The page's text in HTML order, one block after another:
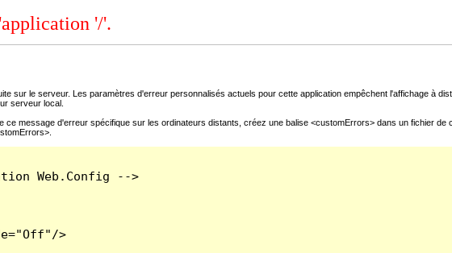
'/'.
sur le serveur. Les paramètres d'erreur personnalisés actuels pour cette application empêchent l'affichage à
serveur local.
ce message d'erreur spécifique sur les ordinateurs distants, créez une balise <customErrors> dans un fichier
Web.Config -->
>